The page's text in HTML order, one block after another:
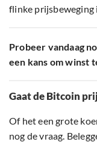
flinke prijsbeweging
Probeer vandaag
een kans om winst
Gaat de Bitcoin
Of het een grote
nog de vraag.